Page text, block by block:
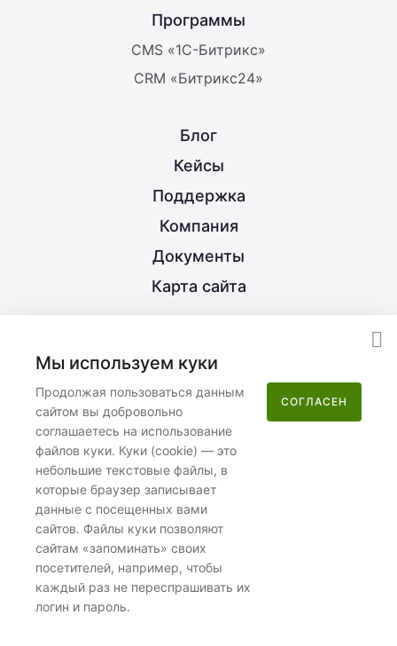
Программы
CMS «1С-Битрикс»
CRM «Битрикс24»
Блог
Кейсы
Поддержка
Компания
Документы
Карта сайта
Москва,улица Потаповская Роща, 12к2
Пн–Пт 08:00–17:00
ООО «Некстайп» 2026 © Все права защищены
Политика обработки персональных данных
Мы используем куки
Продолжая пользоваться данным
сайтом вы добровольно
соглашаетесь на использование
файлов куки. Куки (cookie) — это
небольшие текстовые файлы, в
которые браузер записывает
данные с посещенных вами
сайтов. Файлы куки позволяют
сайтам «запоминать» своих
посетителей, например, чтобы
каждый раз не переспрашивать их
логин и пароль.
СОГЛАСЕН